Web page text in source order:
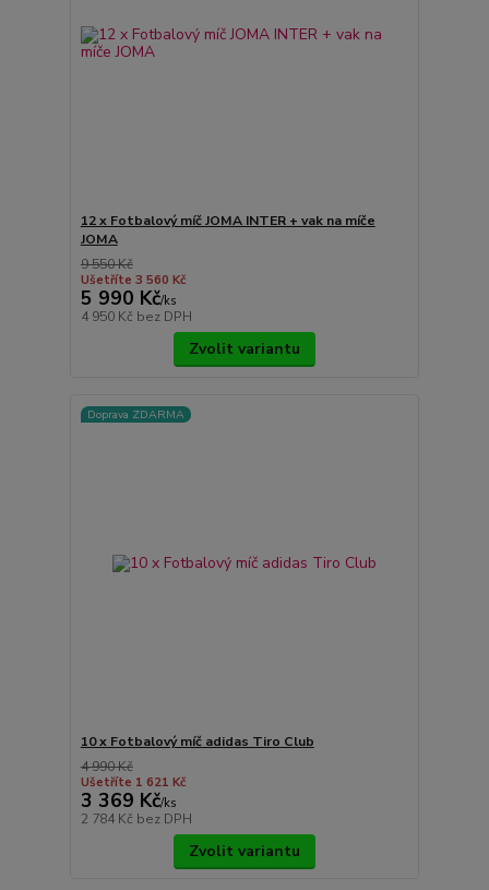
12 x Fotbalový míč JOMA INTER + vak na míče
JOMA
9 550 Kč
Ušetříte 3 560 Kč
5 990 Kč/ks
4 950 Kč bez DPH
Zvolit variantu
Doprava ZDARMA
10 x Fotbalový míč adidas Tiro Club
4 990 Kč
Ušetříte 1 621 Kč
3 369 Kč/ks
2 784 Kč bez DPH
Zvolit variantu